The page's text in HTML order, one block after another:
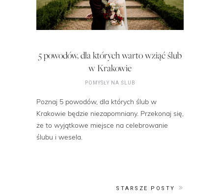
5 powodów, dla których warto wziąć ślub
w Krakowie
POMYSŁY NA ŚLUB
Poznaj 5 powodów, dla których ślub w
Krakowie będzie niezapomniany. Przekonaj się,
że to wyjątkowe miejsce na celebrowanie
ślubu i wesela.
STARSZE POSTY